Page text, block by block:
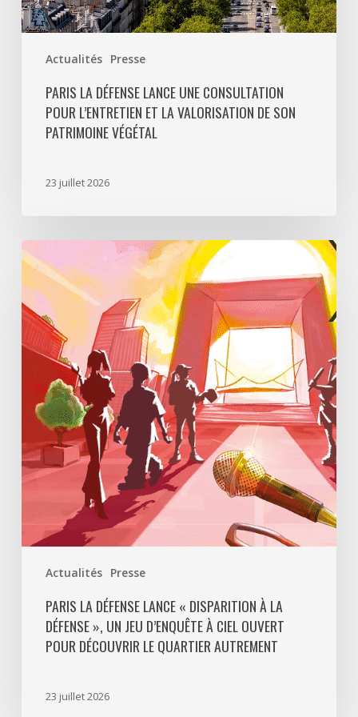
Actualités Presse
patrimoine
végétal
PARIS LA DÉFENSE LANCE UNE CONSULTATION
POUR L’ENTRETIEN ET LA VALORISATION DE SON
PATRIMOINE VÉGÉTAL
23 juillet 2026
Actualités Presse
Paris
La
Défense
lance
«
Disparition
Défense
un
jeu
d’enquête
à
ciel
découvrir
quartier
PARIS LA DÉFENSE LANCE « DISPARITION À LA
DÉFENSE », UN JEU D’ENQUÊTE À CIEL OUVERT
POUR DÉCOUVRIR LE QUARTIER AUTREMENT
23 juillet 2026